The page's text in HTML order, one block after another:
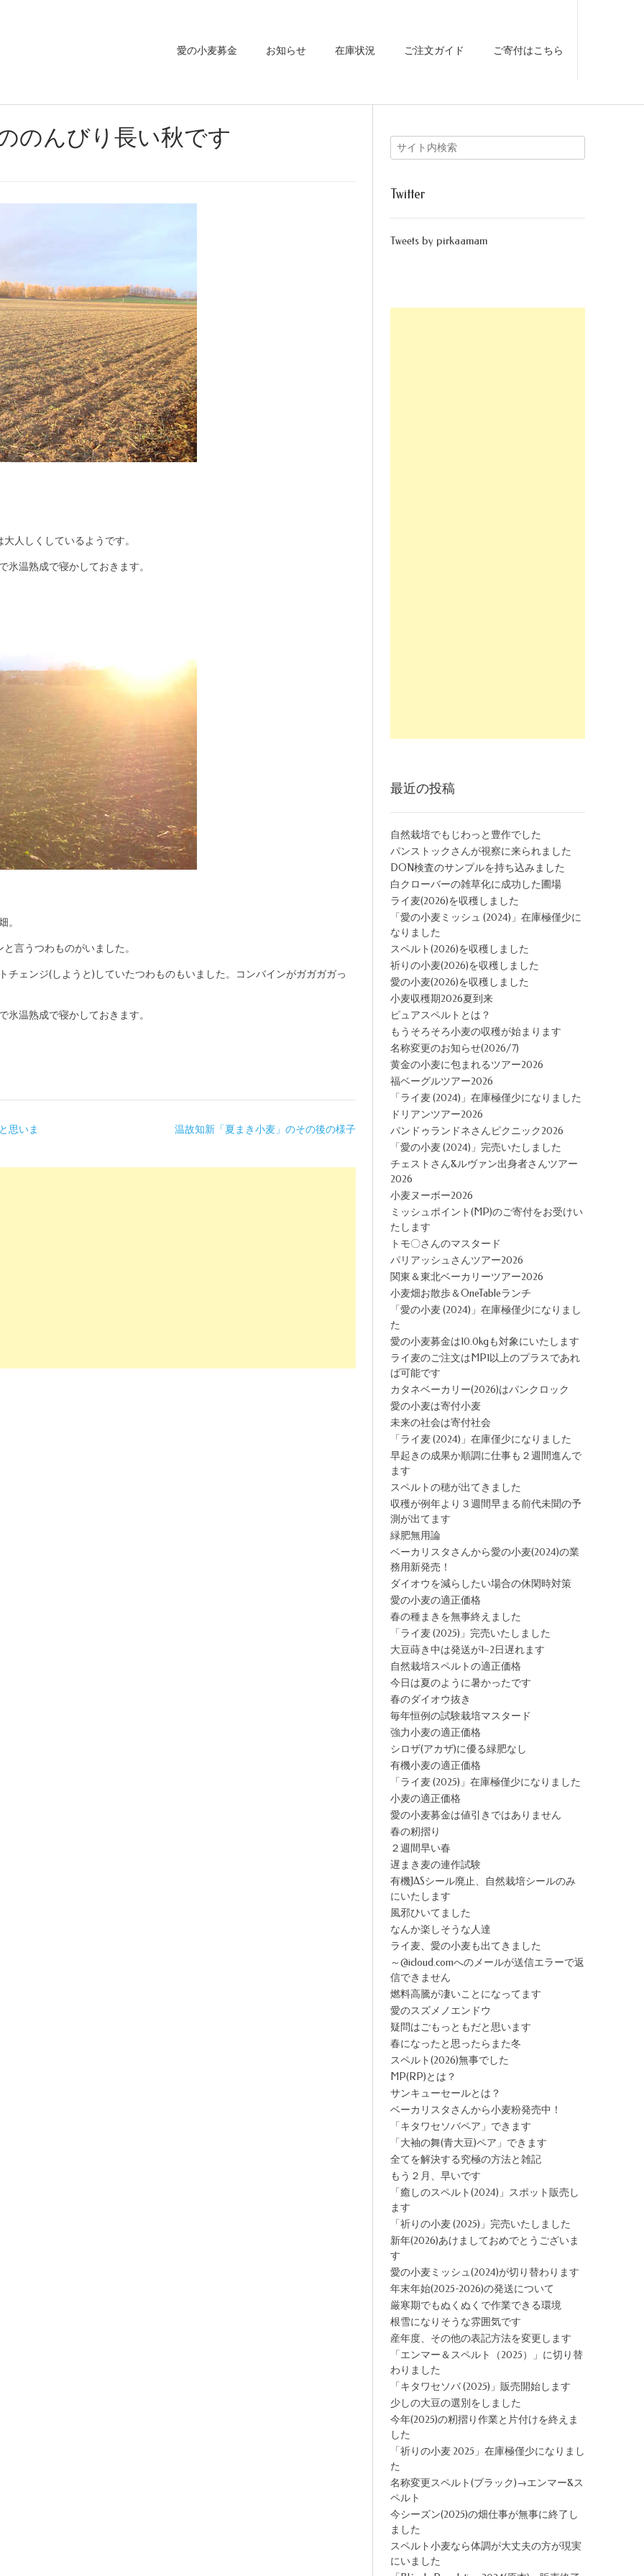
愛の小麦募金 お知らせ 在庫状況 ご注文ガイド ご寄付はこちら
のんびり長い秋です
人しくしているようです。
温熟成で寝かしておきます。
。
言うつわものがいました。
ェンジ(しようと)していたつわものもいました。コンバインがガガガガっ
温熟成で寝かしておきます。
思いま 温故知新「夏まき小麦」のその後の様子
Twitter
Tweets by pirkaamam
最近の投稿
自然栽培でもじわっと豊作でした
パンストックさんが視察に来られました
DON検査のサンプルを持ち込みました
白クローバーの雑草化に成功した圃場
ライ麦(2026)を収穫しました
「愛の小麦ミッシュ (2024)」在庫極僅少に
なりました
スペルト(2026)を収穫しました
祈りの小麦(2026)を収穫しました
愛の小麦(2026)を収穫しました
小麦収穫期2026夏到来
ピュアスペルトとは？
もうそろそろ小麦の収穫が始まります
名称変更のお知らせ(2026/7)
黄金の小麦に包まれるツアー2026
福ベーグルツアー2026
「ライ麦 (2024)」在庫極僅少になりました
ドリアンツアー2026
パンドゥランドネさんピクニック2026
「愛の小麦 (2024)」完売いたしました
チェストさん&ルヴァン出身者さんツアー
2026
小麦ヌーボー2026
ミッシュポイント(MP)のご寄付をお受けい
たします
トモ〇さんのマスタード
パリアッシュさんツアー2026
関東＆東北ベーカリーツアー2026
小麦畑お散歩＆OneTableランチ
「愛の小麦 (2024)」在庫極僅少になりまし
た
愛の小麦募金は10.0kgも対象にいたします
ライ麦のご注文はMP1以上のプラスであれ
ば可能です
カタネベーカリー(2026)はパンクロック
愛の小麦は寄付小麦
未来の社会は寄付社会
「ライ麦 (2024)」在庫僅少になりました
早起きの成果か順調に仕事も２週間進んで
ます
スペルトの穂が出てきました
収穫が例年より３週間早まる前代未聞の予
測が出てます
緑肥無用論
ベーカリスタさんから愛の小麦(2024)の業
務用新発売！
ダイオウを減らしたい場合の休閑時対策
愛の小麦の適正価格
春の種まきを無事終えました
「ライ麦 (2025)」完売いたしました
大豆蒔き中は発送が1~2日遅れます
自然栽培スペルトの適正価格
今日は夏のように暑かったです
春のダイオウ抜き
毎年恒例の試験栽培マスタード
強力小麦の適正価格
シロザ(アカザ)に優る緑肥なし
有機小麦の適正価格
「ライ麦 (2025)」在庫極僅少になりました
小麦の適正価格
愛の小麦募金は値引きではありません
春の籾摺り
２週間早い春
遅まき麦の連作試験
有機JASシール廃止、自然栽培シールのみ
にいたします
風邪ひいてました
なんか楽しそうな人達
ライ麦、愛の小麦も出てきました
～@icloud.comへのメールが送信エラーで返
信できません
燃料高騰が凄いことになってます
愛のスズメノエンドウ
疑問はごもっともだと思います
春になったと思ったらまた冬
スペルト(2026)無事でした
MP(RP)とは？
サンキューセールとは？
ベーカリスタさんから小麦粉発売中！
「キタワセソバペア」できます
「大袖の舞(青大豆)ペア」できます
全てを解決する究極の方法と雑記
もう２月、早いです
「癒しのスペルト(2024)」スポット販売し
ます
「祈りの小麦 (2025)」完売いたしました
新年(2026)あけましておめでとうございま
す
愛の小麦ミッシュ(2024)が切り替わります
年末年始(2025-2026)の発送について
厳寒期でもぬくぬくで作業できる環境
根雪になりそうな雰囲気です
産年度、その他の表記方法を変更します
「エンマー＆スペルト（2025）」に切り替
わりました
「キタワセソバ (2025)」販売開始します
少しの大豆の選別をしました
今年(2025)の籾摺り作業と片付けを終えま
した
「祈りの小麦 2025」在庫極僅少になりまし
た
名称変更スペルト(ブラック)→エンマー&ス
ペルト
今シーズン(2025)の畑仕事が無事に終了し
ました
スペルト小麦なら体調が大丈夫の方が現実
にいました